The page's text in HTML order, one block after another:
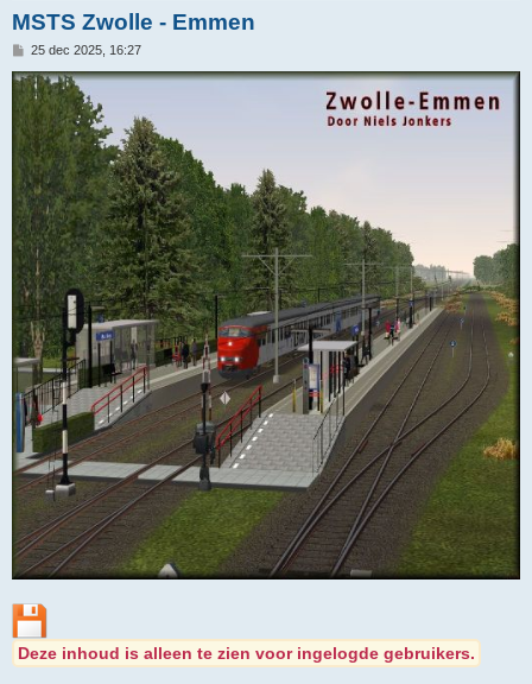
MSTS Zwolle - Emmen
B
r
h
t
25 dec 2025, 16:27
Deze inhoud is alleen te zien voor ingelogde gebruikers.